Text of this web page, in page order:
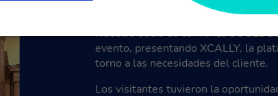
la experiencia del cliente.
Nuestro socio de confianza
evento, presentando XCALLY, la
torno a las necesidades del cliente.
Los visitantes tuvieron la